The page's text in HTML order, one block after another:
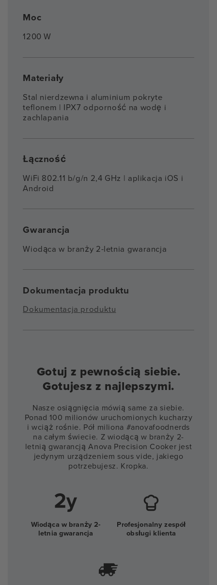
Moc
1200 W
Materiały
Stal nierdzewna i aluminium pokryte
teflonem | IPX7 odporność na wodę i
zachlapania
Łączność
WiFi 802.11 b/g/n 2,4 GHz | aplikacja iOS i
Android
Gwarancja
Wiodąca w branży 2-letnia gwarancja
Dokumentacja produktu
Dokumentacja produktu
Gotuj z pewnością siebie.
Gotujesz z najlepszymi.
Nasze osiągnięcia mówią same za siebie.
Ponad 100 milionów uruchomionych kucharzy
i wciąż rośnie. Pół miliona #anovafoodnerds
na całym świecie. Z wiodącą w branży 2-
letnią gwarancją Anova Precision Cooker jest
jedynym urządzeniem sous vide, jakiego
potrzebujesz. Kropka.
Wiodąca w branży 2-
letnia gwarancja
Profesjonalny zespół
obsługi klienta